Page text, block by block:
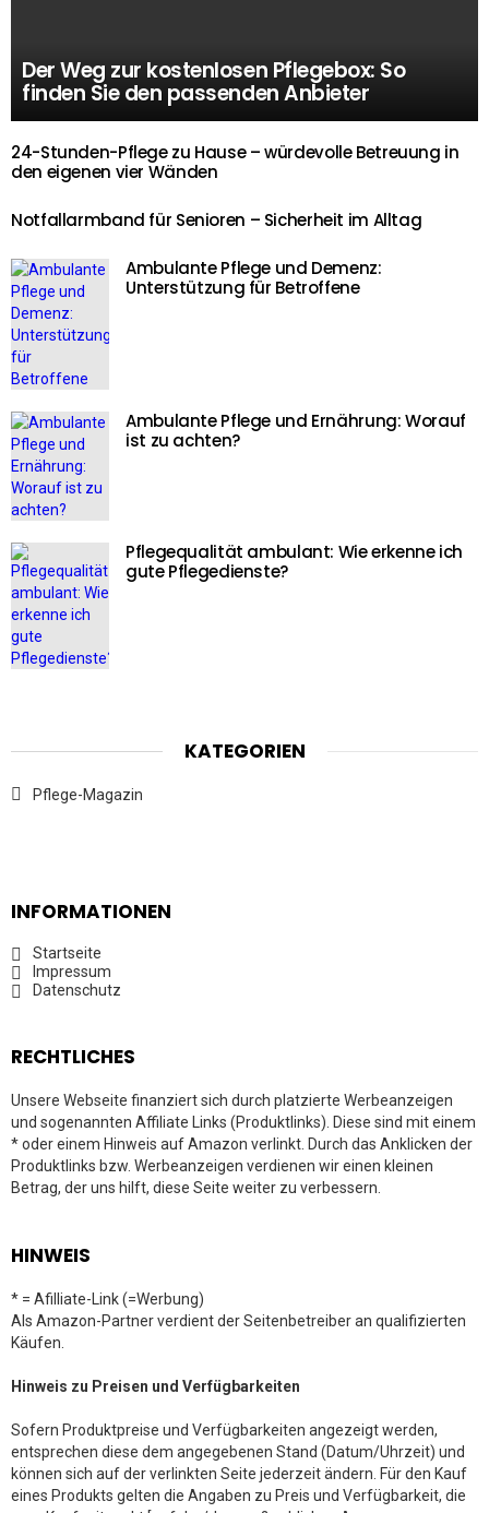
Der Weg zur kostenlosen Pflegebox: So
finden Sie den passenden Anbieter
24-Stunden-Pflege zu Hause – würdevolle Betreuung in
den eigenen vier Wänden
Notfallarmband für Senioren – Sicherheit im Alltag
Ambulante Pflege und Demenz:
Unterstützung für Betroffene
Ambulante Pflege und Ernährung: Worauf
ist zu achten?
Pflegequalität ambulant: Wie erkenne ich
gute Pflegedienste?
KATEGORIEN
Pflege-Magazin
INFORMATIONEN
Startseite
Impressum
Datenschutz
RECHTLICHES
Unsere Webseite finanziert sich durch platzierte Werbeanzeigen
und sogenannten Affiliate Links (Produktlinks). Diese sind mit einem
* oder einem Hinweis auf Amazon verlinkt. Durch das Anklicken der
Produktlinks bzw. Werbeanzeigen verdienen wir einen kleinen
Betrag, der uns hilft, diese Seite weiter zu verbessern.
HINWEIS
* = Afilliate-Link (=Werbung)
Als Amazon-Partner verdient der Seitenbetreiber an qualifizierten
Käufen.
Hinweis zu Preisen und Verfügbarkeiten
Sofern Produktpreise und Verfügbarkeiten angezeigt werden,
entsprechen diese dem angegebenen Stand (Datum/Uhrzeit) und
können sich auf der verlinkten Seite jederzeit ändern. Für den Kauf
eines Produkts gelten die Angaben zu Preis und Verfügbarkeit, die